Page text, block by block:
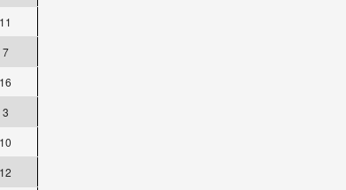
11
7
16
3
10
12